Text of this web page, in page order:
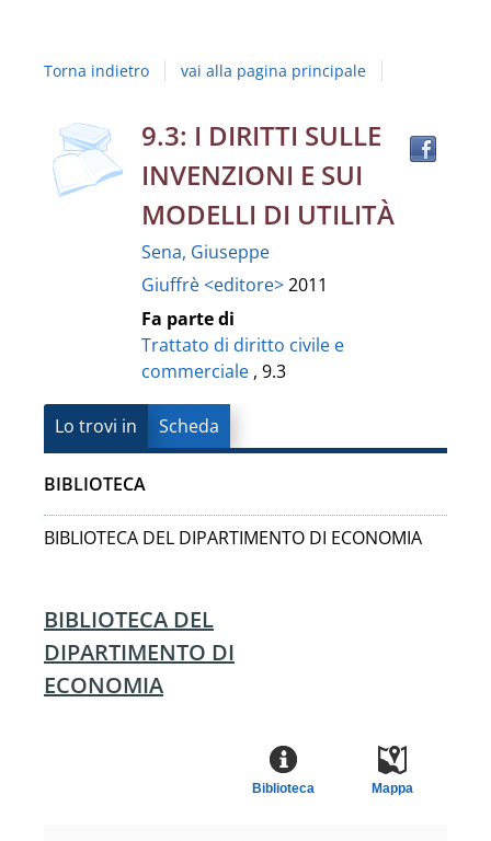
Campania
"Luigi
Vanvitelli"
Torna indietro vai alla pagina principale
Dettaglio
del
documento
copertina
9.3: I DIRITTI SULLE
INVENZIONI E SUI
MODELLI DI UTILITÀ
Sena, Giuseppe
Giuffrè <editore>2011
Fa parte di
Trattato di diritto civile e
commerciale, 9.3
Lo trovi in Scheda
BIBLIOTECA
BIBLIOTECA DEL DIPARTIMENTO DI ECONOMIA
BIBLIOTECA DEL
DIPARTIMENTO DI
ECONOMIA
Mappa
Biblioteca